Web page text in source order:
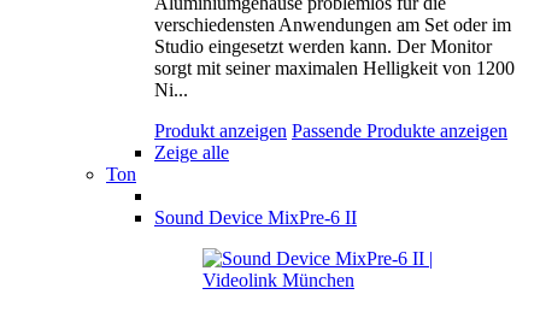
verschiedensten Anwendungen am Set oder im
Studio eingesetzt werden kann. Der Monitor
sorgt mit seiner maximalen Helligkeit von 1200
Ni...
Produkt anzeigen Passende Produkte anzeigen
Zeige alle
Ton
Sound Device MixPre-6 II